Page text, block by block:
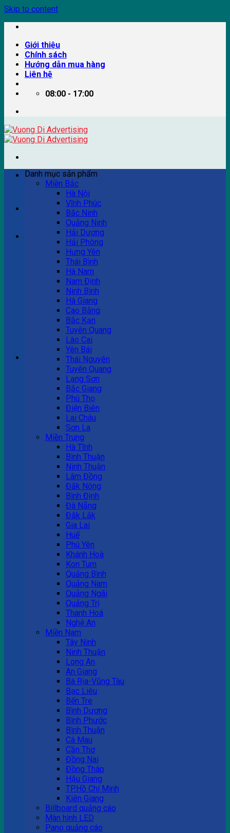
Skip to content
Giới thiệu
Chính sách
Hướng dẫn mua hàng
Liên hệ
08:00 - 17:00
Ví dụ: Billboard quảng cáo, pano quảng cáo, quảng cáo
trên xe bus...
Tư vấn bán hàng
0983 863 488
Hotline hỗ trợ
0983 863 488
Giỏ hàng
Chưa có sản phẩm trong giỏ hàng.
Danh mục sản phẩm
Miền Bắc
Hà Nội
Vĩnh Phúc
Bắc Ninh
Quảng Ninh
Hải Dương
Hải Phòng
Hưng Yên
Thái Bình
Hà Nam
Nam Định
Ninh Bình
Hà Giang
Cao Bằng
Bắc Kạn
Tuyên Quang
Lào Cai
Yên Bái
Thái Nguyên
Tuyên Quang
Lạng Sơn
Bắc Giang
Phú Thọ
Điện Biên
Lai Châu
Sơn La
Miền Trung
Hà Tĩnh
Bình Thuận
Ninh Thuận
Lâm Đồng
Đắk Nông
Bình Định
Đà Nẵng
Đắk Lắk
Gia Lai
Huế
Phú Yên
Khánh Hoà
Kon Tum
Quảng Bình
Quảng Nam
Quảng Ngãi
Quảng Trị
Thanh Hoá
Nghệ An
Miền Nam
Tây Ninh
Ninh Thuận
Long An
An Giang
Bà Rịa-Vũng Tàu
Bạc Liêu
Bến Tre
Bình Dương
Bình Phước
Bình Thuận
Cà Mau
Cần Thơ
Đồng Nai
Đồng Tháp
Hậu Giang
TP.Hồ Chí Minh
Kiên Giang
Billboard quảng cáo
Màn hình LED
Pano quảng cáo